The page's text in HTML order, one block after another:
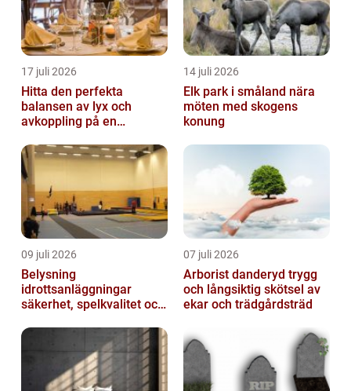
17 juli 2026
Hitta den perfekta
balansen av lyx och
avkoppling på en
Östermalm
14 juli 2026
Elk park i småland nära
möten med skogens
konung
09 juli 2026
Belysning
idrottsanläggningar
säkerhet, spelkvalitet och
07 juli 2026
Arborist danderyd trygg
och långsiktig skötsel av
ekar och trädgårdsträd